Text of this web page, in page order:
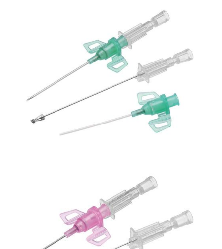
Bezpieczna linia naczyniowa
Kaniula dożylna, Vasofix Safety
Bezpieczna linia naczyniowa
Kaniula dożylna, Introcan Safety DA